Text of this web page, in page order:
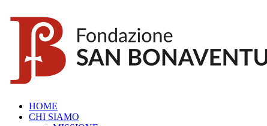
HOME
CHI SIAMO